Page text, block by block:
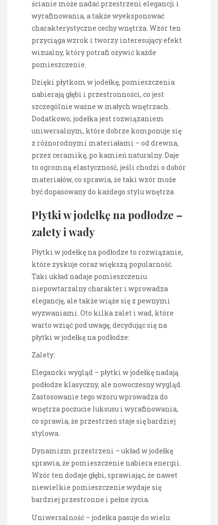
ścianie może nadać przestrzeni elegancji i
wyrafinowania, a także wyeksponować
charakterystyczne cechy wnętrza. Wzór ten
przyciąga wzrok i tworzy interesujący efekt
wizualny, który potrafi ożywić każde
pomieszczenie.
Dzięki płytkom w jodełkę, pomieszczenia
nabierają głębi i przestronności, co jest
szczególnie ważne w małych wnętrzach.
Dodatkowo, jodełka jest rozwiązaniem
uniwersalnym, które dobrze komponuje się
z różnorodnymi materiałami – od drewna,
przez ceramikę, po kamień naturalny. Daje
to ogromną elastyczność, jeśli chodzi o dobór
materiałów, co sprawia, że taki wzór może
być dopasowany do każdego stylu wnętrza.
Płytki w jodełkę na podłodze –
zalety i wady
Płytki w jodełkę na podłodze to rozwiązanie,
które zyskuje coraz większą popularność.
Taki układ nadaje pomieszczeniu
niepowtarzalny charakter i wprowadza
elegancję, ale także wiąże się z pewnymi
wyzwaniami. Oto kilka zalet i wad, które
warto wziąć pod uwagę, decydując się na
płytki w jodełkę na podłodze:
Zalety:
Elegancki wygląd – płytki w jodełkę nadają
podłodze klasyczny, ale nowoczesny wygląd.
Zastosowanie tego wzoru wprowadza do
wnętrza poczucie luksusu i wyrafinowania,
co sprawia, że przestrzeń staje się bardziej
stylowa.
Dynamizm przestrzeni – układ w jodełkę
sprawia, że pomieszczenie nabiera energii.
Wzór ten dodaje głębi, sprawiając, że nawet
niewielkie pomieszczenie wydaje się
bardziej przestronne i pełne życia.
Uniwersalność – jodełka pasuje do wielu